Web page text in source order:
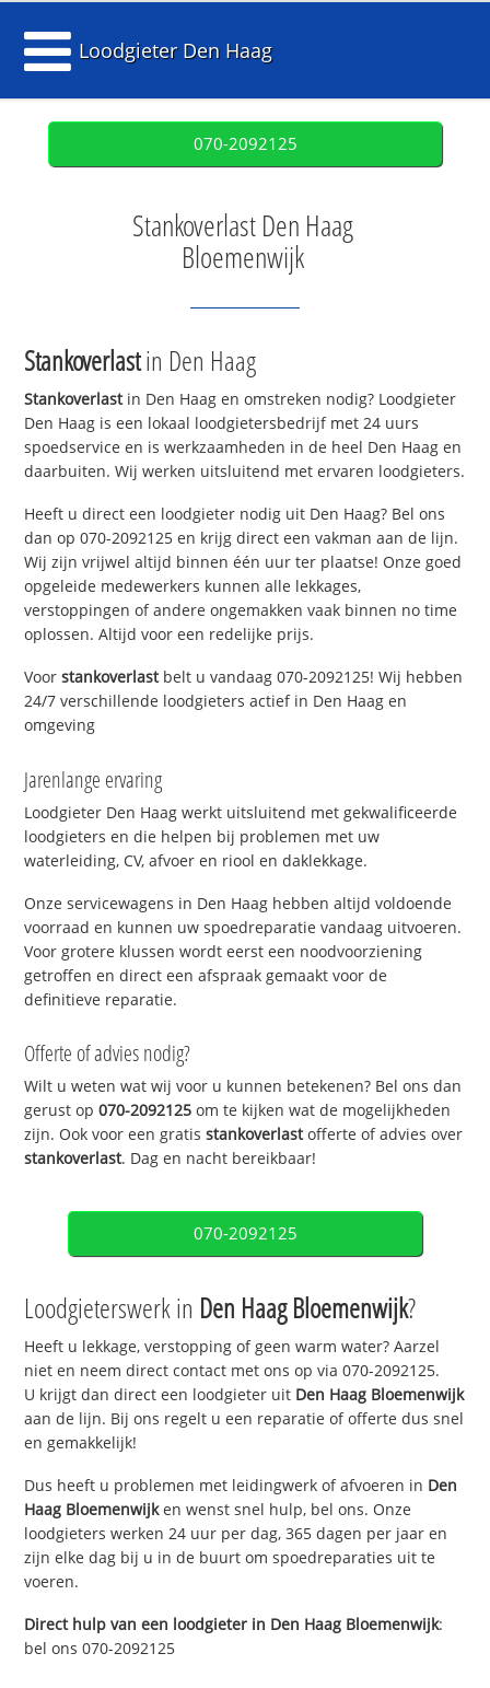
Loodgieter Den Haag
070-2092125
Stankoverlast Den Haag
Bloemenwijk
Stankoverlastin Den Haag
Stankoverlastin Den Haag en omstreken nodig? Loodgieter
Den Haag is een lokaal loodgietersbedrijf met 24 uurs
spoedservice en is werkzaamheden in de heel Den Haag en
daarbuiten. Wij werken uitsluitend met ervaren loodgieters.
Heeft u direct een loodgieter nodig uit Den Haag? Bel ons
dan op 070-2092125 en krijg direct een vakman aan de lijn.
Wij zijn vrijwel altijd binnen één uur ter plaatse! Onze goed
opgeleide medewerkers kunnen alle lekkages,
verstoppingen of andere ongemakken vaak binnen no time
oplossen. Altijd voor een redelijke prijs.
Voorstankoverlastbelt u vandaag 070-2092125! Wij hebben
24/7 verschillende loodgieters actief in Den Haag en
omgeving
Jarenlange ervaring
Loodgieter Den Haag werkt uitsluitend met gekwalificeerde
loodgieters en die helpen bij problemen met uw
waterleiding, CV, afvoer en riool en daklekkage.
Onze servicewagens in Den Haag hebben altijd voldoende
voorraad en kunnen uw spoedreparatie vandaag uitvoeren.
Voor grotere klussen wordt eerst een noodvoorziening
getroffen en direct een afspraak gemaakt voor de
definitieve reparatie.
Offerte of advies nodig?
Wilt u weten wat wij voor u kunnen betekenen? Bel ons dan
gerust op070-2092125 om te kijken wat de mogelijkheden
zijn. Ook voor een gratisstankoverlastofferte of advies over
stankoverlast. Dag en nacht bereikbaar!
070-2092125
Loodgieterswerk in Den Haag Bloemenwijk?
Heeft u lekkage, verstopping of geen warm water? Aarzel
niet en neem direct contact met ons op via 070-2092125.
U krijgt dan direct een loodgieter uit Den Haag Bloemenwijk
aan de lijn. Bij ons regelt u een reparatie of offerte dus snel
en gemakkelijk!
Dus heeft u problemen met leidingwerk of afvoeren in Den
Haag Bloemenwijken wenst snel hulp, bel ons. Onze
loodgieters werken 24 uur per dag, 365 dagen per jaar en
zijn elke dag bij u in de buurt om spoedreparaties uit te
voeren.
Direct hulp van een loodgieter in Den Haag Bloemenwijk:
bel ons 070-2092125